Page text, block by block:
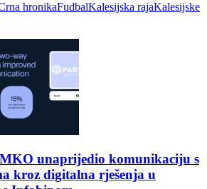
hronikaFudbalKalesijska rajaKalesijske
unaprijedio komunikaciju s
kroz digitalna rješenja u